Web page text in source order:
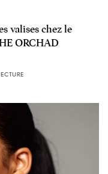
valises chez le
ORCHAD